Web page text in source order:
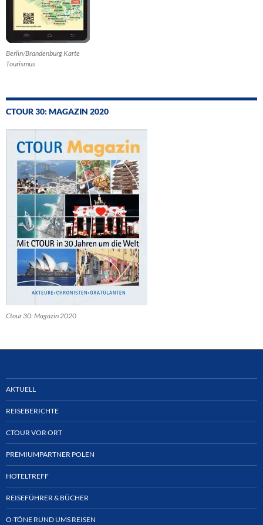
Berlin/Brandenburg Karte
Tourismus
CTOUR 30: MAGAZIN 2020
Ctour 30: Magazin 2020
AKTUELL
REISEBERICHTE
CTOUR VOR ORT
PREMIUMPARTNER POLEN
HOTELTREFF
REISEFÜHRER & BÜCHER
O-TÖNE RUND UMS REISEN